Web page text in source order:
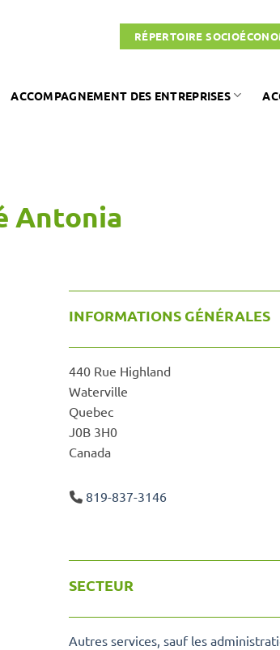
RÉPERTOIRE
ACCOMPAGNEMENT DES ENTREPRISES
Antonia
INFORMATIONS GÉNÉRALES
440 Rue Highland
Waterville
Quebec
J0B 3H0
Canada
819-837-3146
SECTEUR
Autres services, sauf les